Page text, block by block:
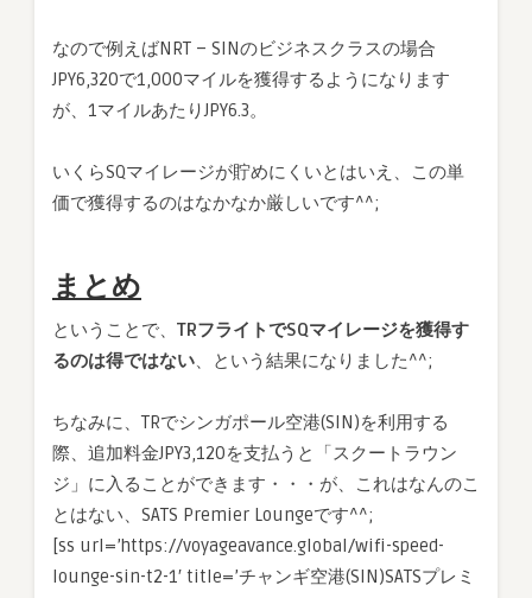
なので例えばNRT – SINのビジネスクラスの場合
JPY6,320で1,000マイルを獲得するようになります
が、1マイルあたりJPY6.3。
いくらSQマイレージが貯めにくいとはいえ、この単
価で獲得するのはなかなか厳しいです^^;
まとめ
ということで、 TRフライトでSQマイレージを獲得す
るのは得ではない、という結果になりました^^;
ちなみに、TRでシンガポール空港(SIN)を利用する
際、追加料金JPY3,120を支払うと「スクートラウン
ジ」に入ることができます・・・が、これはなんのこ
とはない、SATS Premier Loungeです^^;
[ss url=’https://voyageavance.global/wifi-speed-
lounge-sin-t2-1′ title=’チャンギ空港(SIN)SATSプレミ